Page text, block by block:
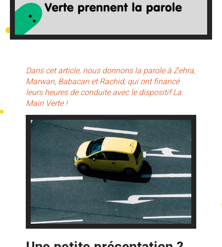
Dans cet article, nous donnons la parole à Zehra,
Marwan, Babacan et Rachid, qui ont financé
leurs heures de conduite avec le dispositif La
Main Verte !